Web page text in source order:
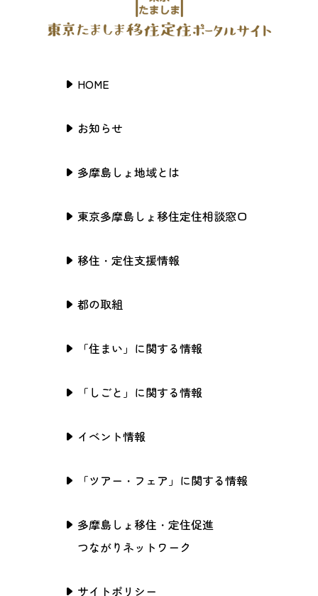
HOME
お知らせ
多摩島しょ地域とは
東京多摩島しょ移住定住相談窓口
移住・定住支援情報
都の取組
「住まい」に関する情報
「しごと」に関する情報
イベント情報
「ツアー・フェア」に関する情報
多摩島しょ移住・定住促進
つながりネットワーク
サイトポリシー